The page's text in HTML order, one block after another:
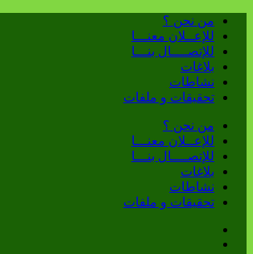
من نحن ؟
للإعــلان معنـــا
للإتصــــال بنـــا
بلاغات
نشاطات
تحقيقات و ملفات
من نحن ؟
للإعــلان معنـــا
للإتصــــال بنـــا
بلاغات
نشاطات
تحقيقات و ملفات